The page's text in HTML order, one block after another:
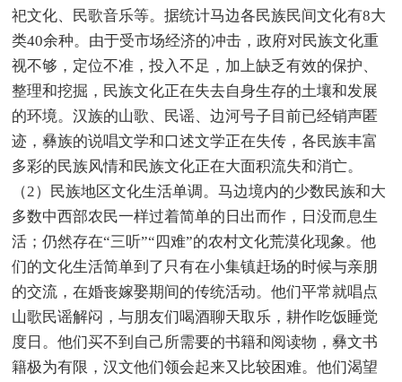
祀文化、民歌音乐等。据统计马边各民族民间文化有8大
类40余种。由于受市场经济的冲击，政府对民族文化重
视不够，定位不准，投入不足，加上缺乏有效的保护、
整理和挖掘，民族文化正在失去自身生存的土壤和发展
的环境。汉族的山歌、民谣、边河号子目前已经销声匿
迹，彝族的说唱文学和口述文学正在失传，各民族丰富
多彩的民族风情和民族文化正在大面积流失和消亡。
（2）民族地区文化生活单调。马边境内的少数民族和大
多数中西部农民一样过着简单的日出而作，日没而息生
活；仍然存在“三听”“四难”的农村文化荒漠化现象。他
们的文化生活简单到了只有在小集镇赶场的时候与亲朋
的交流，在婚丧嫁娶期间的传统活动。他们平常就唱点
山歌民谣解闷，与朋友们喝酒聊天取乐，耕作吃饭睡觉
度日。他们买不到自己所需要的书籍和阅读物，彝文书
籍极为有限，汉文他们领会起来又比较困难。他们渴望